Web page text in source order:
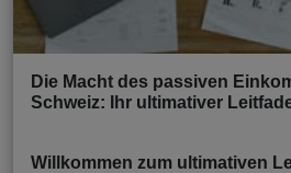
Die Macht des passiven
Schweiz: Ihr ultimativer
Willkommen zum ultimativen